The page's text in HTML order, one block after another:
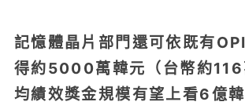
記憶體晶片部門還可依既有
得約5000萬韓元（台幣約116
均績效獎金規模有望上看6億